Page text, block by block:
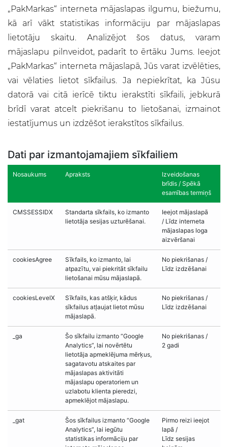
„PakMarkas“ interneta mājaslapas ilgumu, biežumu,
kā arī vākt statistikas informāciju par mājaslapas
lietotāju skaitu. Analizējot šos datus, varam
mājaslapu pilnveidot, padarīt to ērtāku Jums. Ieejot
„PakMarkas“ interneta mājaslapā, Jūs varat izvēlēties,
vai vēlaties lietot sīkfailus. Ja nepiekrītat, ka Jūsu
datorā vai citā ierīcē tiktu ierakstīti sīkfaili, jebkurā
brīdī varat atcelt piekrišanu to lietošanai, izmainot
iestatījumus un izdzēšot ierakstītos sīkfailus.
Dati par izmantojamajiem sīkfailiem
Nosaukums Apraksts
Izveidošanas
brīdis / Spēkā
esamības termiņš
CMSSESSIDX
Standarta sīkfails, ko izmanto
lietotāja sesijas uzturēšanai.
Ieejot mājaslapā
/ Līdz interneta
mājaslapas loga
aizvēršanai
cookiesAgree
Sīkfails, ko izmanto, lai
atpazītu, vai piekritāt sīkfailu
lietošanai mūsu mājaslapā.
No piekrišanas /
Līdz izdzēšanai
cookiesLevelX
Sīkfails, kas atšķir, kādus
sīkfailus atļaujat lietot mūsu
mājaslapā.
No piekrišanas /
Līdz izdzēšanai
_ga
Šo sīkfailu izmanto “Google
Analytics”, lai novērtētu
lietotāja apmeklējuma mērķus,
sagatavotu atskaites par
mājaslapas aktivitāti
mājaslapu operatoriem un
uzlabotu klienta pieredzi,
apmeklējot mājaslapu.
No piekrišanas /
2 gadi
_gat
Šos sīkfailus izmanto “Google
Analytics”, lai iegūtu
statistikas informāciju par
Pirmo reizi ieejot
lapā /
Līdz sesijas